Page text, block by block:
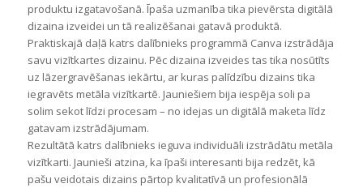
produktu izgatavošanā. Īpaša uzmanība tika pievērsta digitālā
dizaina izveidei un tā realizēšanai gatavā produktā.
Praktiskajā daļā katrs dalībnieks programmā Canva izstrādāja
savu vizītkartes dizainu. Pēc dizaina izveides tas tika nosūtīts
uz lāzergravēšanas iekārtu, ar kuras palīdzību dizains tika
iegravēts metāla vizītkartē. Jauniešiem bija iespēja soli pa
solim sekot līdzi procesam – no idejas un digitālā maketa līdz
gatavam izstrādājumam.
Rezultātā katrs dalībnieks ieguva individuāli izstrādātu metāla
vizītkarti. Jaunieši atzina, ka īpaši interesanti bija redzēt, kā
pašu veidotais dizains pārtop kvalitatīvā un profesionālā